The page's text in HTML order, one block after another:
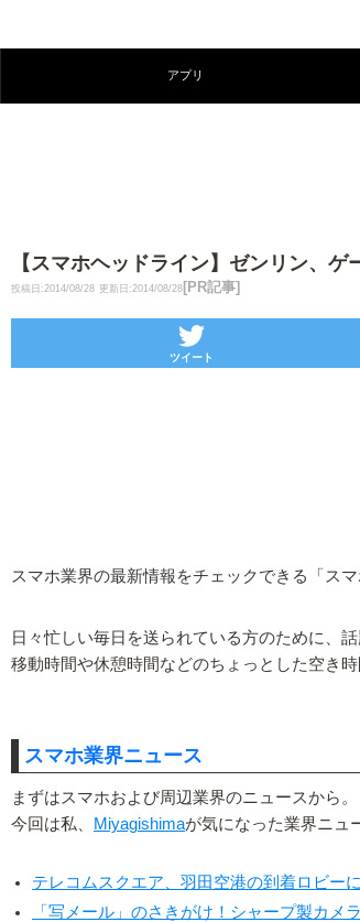
アプリ
【スマホヘッドライン】ゼンリン、
投稿日:2014/08/28 更新日:2014/08/28 [PR記事]
ツイート
スマホ業界の最新情報をチェックできる「スマ
日々忙しい毎日を送られている方のために、
移動時間や休憩時間などのちょっとした空き
スマホ業界ニュース
まずはスマホおよび周辺業界のニュースから。
今回は私、
Miyagishimaが気になった業界ニュ
テレコムスクエア、羽田空港の到着ロビー
「写メール」のさきがけ！シャープ製カ